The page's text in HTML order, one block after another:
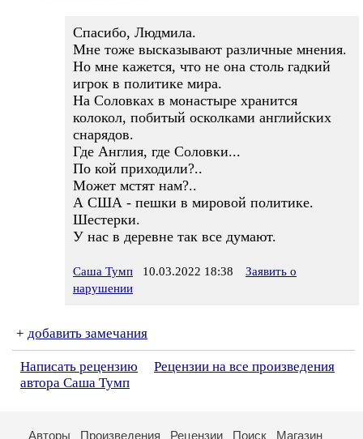
Спасибо, Людмила.
Мне тоже высказывают различные мнения.
Но мне кажется, что не она столь гадкий
игрок в политике мира.
На Соловках в монастыре хранится
колокол, побитый осколками английских
снарядов.
Где Англия, где Соловки...
По кой приходили?..
Может мстят нам?..
А США - пешки в мировой политике.
Шестерки.
У нас в деревне так все думают.
Саша Тумп 10.03.2022 18:38
Заявить о
нарушении
+ добавить замечания
Написать рецензию
Рецензии на все произведения
автора Саша Тумп
Авторы Произведения Рецензии Поиск Магазин